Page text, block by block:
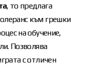
, то предлага
към грешки
на обучение,
Позволява
с отличен